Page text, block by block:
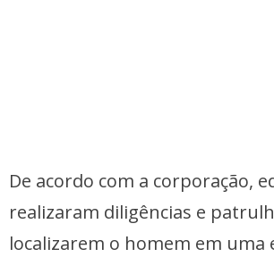
De acordo com a corporação,
realizaram diligências e
localizarem o homem em uma